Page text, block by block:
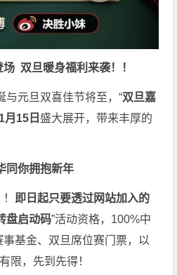
场 双旦暖身福利来袭！！
与元旦双喜佳节将至，“双旦嘉
月15日 盛大展开，带来丰厚的
同你拥抱新年
即日起只要透过网站加入的
盘启动码”活动资格，100%中
基金、双旦席位赛门票，以
限，先到先得！